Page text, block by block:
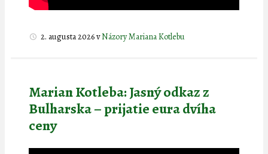
2. augusta 2026vNázory Mariana Kotlebu
Marian Kotleba: Jasný odkaz z
Bulharska – prijatie eura dvíha
ceny